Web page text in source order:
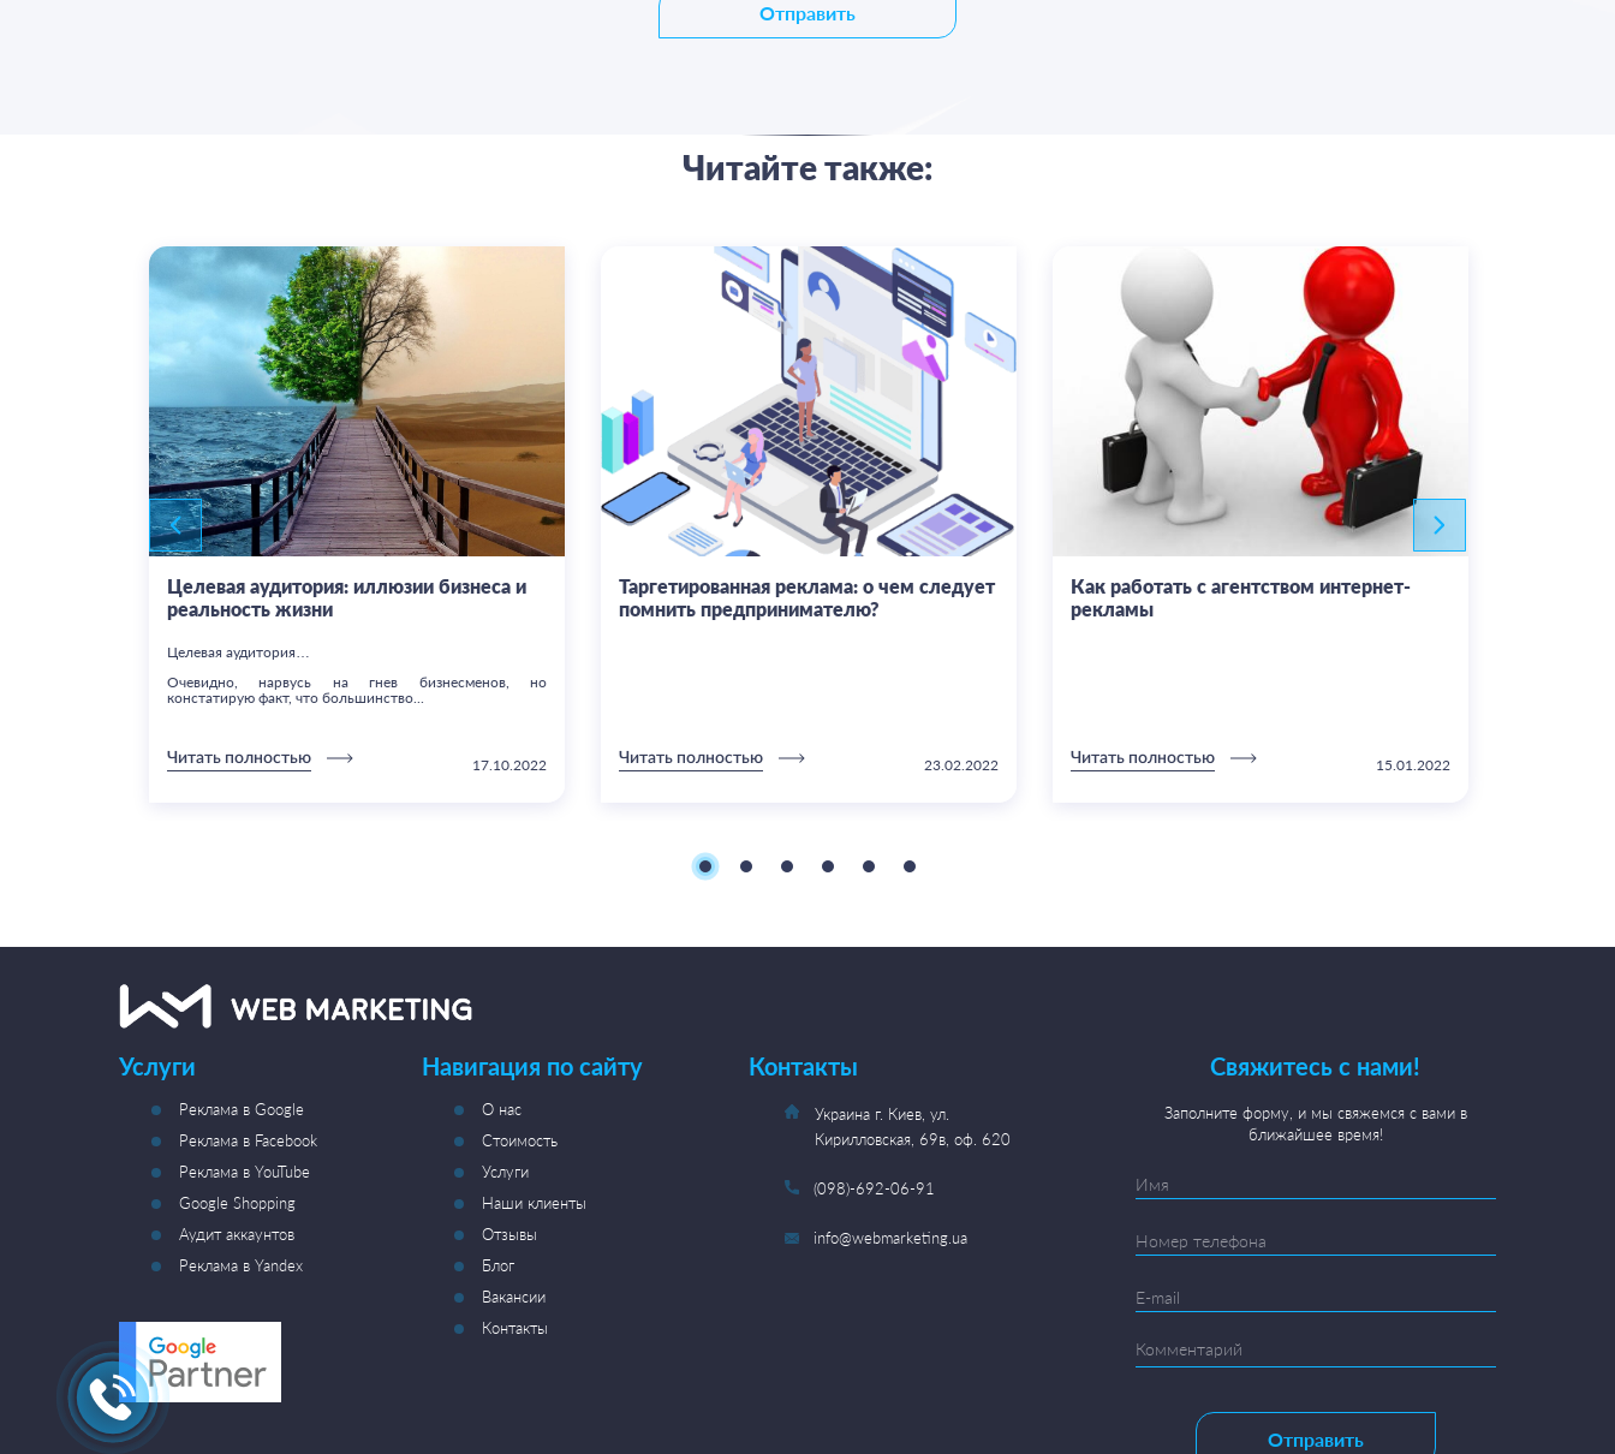
Отправить
Читайте также:
Целевая аудитория: иллюзии бизнеса и
реальность жизни
Целевая аудитория…
Очевидно, нарвусь на гнев бизнесменов, но
констатирую факт, что большинство...
Читать полностью 17.10.2022
Таргетированная реклама: о чем следует
помнить предпринимателю?
Читать полностью 23.02.2022
Как работать с агентством интернет-
рекламы
Читать полностью 15.01.2022
Услуги
Реклама в Google
Реклама в Facebook
Реклама в YouTube
Google Shopping
Аудит аккаунтов
Реклама в Yandex
Навигация по сайту
О нас
Стоимость
Услуги
Наши клиенты
Отзывы
Блог
Вакансии
Контакты
Контакты
Украина г. Киев, ул.
Кирилловская, 69в, оф. 620
(098)-692-06-91
info@webmarketing.ua
Свяжитесь с нами!
Заполните форму, и мы свяжемся с вами в
ближайшее время!
Отправить